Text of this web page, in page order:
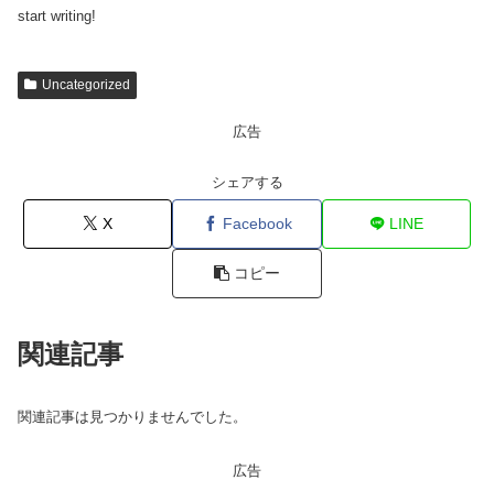
start writing!
Uncategorized
広告
シェアする
X Facebook LINE
コピー
関連記事
関連記事は見つかりませんでした。
広告